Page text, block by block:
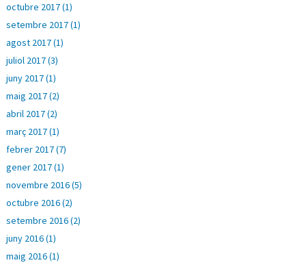
octubre 2017 (1)
setembre 2017 (1)
agost 2017 (1)
juliol 2017 (3)
juny 2017 (1)
maig 2017 (2)
abril 2017 (2)
març 2017 (1)
febrer 2017 (7)
gener 2017 (1)
novembre 2016 (5)
octubre 2016 (2)
setembre 2016 (2)
juny 2016 (1)
maig 2016 (1)